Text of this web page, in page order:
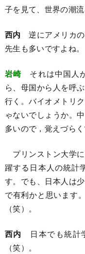
子を見て、世界の潮流
西内 逆にアメリカ
先生も多いですよね。
岩崎 それは中国人
ら、母国から人を呼
行く。バイオメトリ
ゃないでしょうか。
多いので，覚えづら
プリンストン大学
躍する日本人の統計
す。でも、日本人は
で有利かと思います
（笑）。
西内 日本でも統計
（笑）。